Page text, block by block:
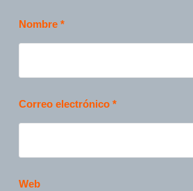
Nombre *
Correo electrónico *
Web